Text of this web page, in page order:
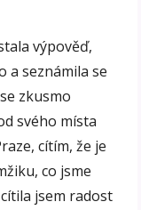
výpověď,
a seznámila se
zkusmo
svého místa
cítím, že je
co jsme
jsem radost